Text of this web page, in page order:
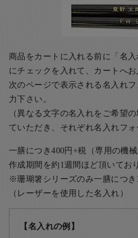
商品をカートに入れる前に「名
にチェックを入れて、カートへお
次のページで表示される名入れ
力下さい。
（異なる文字の名入れをご希望
ていただき、それぞれ名入れフォ
一膳につき400円+税（専用の機
作成期間を約1週間ほど頂いてお
※珊瑚箸シリーズのみ一膳につき
（レーザーを使用した名入れ）
【名入れの例】